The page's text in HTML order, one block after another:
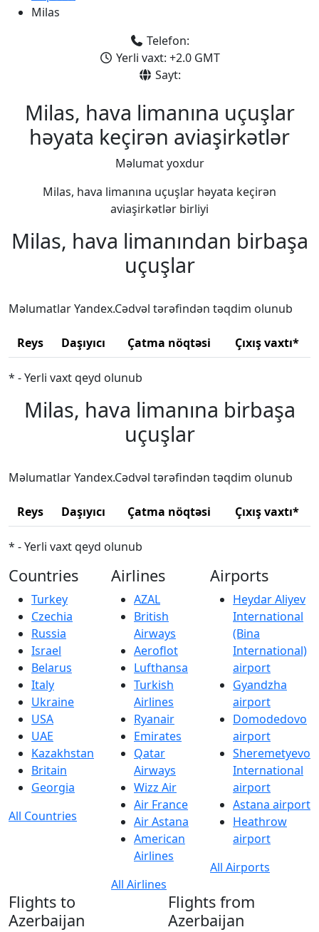
Milas
Telefon:
Yerli vaxt: +2.0 GMT
Sayt:
Milas, hava limanına uçuşlar
həyata keçirən aviaşirkətlər
Məlumat yoxdur
Milas, hava limanına uçuşlar həyata keçirən
aviaşirkətlər birliyi
Milas, hava limanından birbaşa
uçuşlar
Məlumatlar Yandex.Cədvəl tərəfindən təqdim olunub
Reys Daşıyıcı Çatma nöqtəsi Çıxış vaxtı*
* - Yerli vaxt qeyd olunub
Milas, hava limanına birbaşa
uçuşlar
Məlumatlar Yandex.Cədvəl tərəfindən təqdim olunub
Reys Daşıyıcı Çatma nöqtəsi Çıxış vaxtı*
* - Yerli vaxt qeyd olunub
Countries
Turkey
Czechia
Russia
Israel
Belarus
Italy
Ukraine
USA
UAE
Kazakhstan
Britain
Georgia
All Countries
Airlines
AZAL
British
Airways
Aeroflot
Lufthansa
Turkish
Airlines
Ryanair
Emirates
Qatar
Airways
Wizz Air
Air France
Air Astana
American
Airlines
All Airlines
Airports
Heydar Aliyev
International
(Bina
International)
airport
Gyandzha
airport
Domodedovo
airport
Sheremetyevo
International
airport
Astana airport
Heathrow
airport
All Airports
Flights to
Azerbaijan
Flights from
Azerbaijan